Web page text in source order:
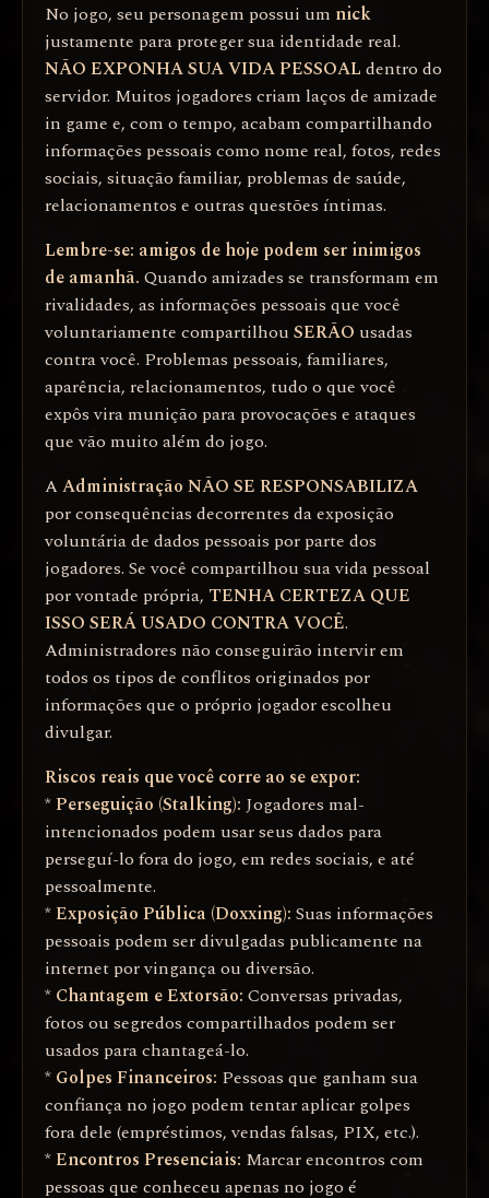
No jogo, seu personagem possui um nick
justamente para proteger sua identidade real.
NÃO EXPONHA SUA VIDA PESSOAL dentro do
servidor. Muitos jogadores criam laços de amizade
in game e, com o tempo, acabam compartilhando
informações pessoais como nome real, fotos, redes
sociais, situação familiar, problemas de saúde,
relacionamentos e outras questões íntimas.
Lembre-se: amigos de hoje podem ser inimigos
de amanhã. Quando amizades se transformam em
rivalidades, as informações pessoais que você
voluntariamente compartilhou SERÃO usadas
contra você. Problemas pessoais, familiares,
aparência, relacionamentos, tudo o que você
expôs vira munição para provocações e ataques
que vão muito além do jogo.
AAdministração NÃO SE RESPONSABILIZA
por consequências decorrentes da exposição
voluntária de dados pessoais por parte dos
jogadores. Se você compartilhou sua vida pessoal
por vontade própria, TENHA CERTEZA QUE
ISSO SERÁ USADO CONTRA VOCÊ.
Administradores não conseguirão intervir em
todos os tipos de conflitos originados por
informações que o próprio jogador escolheu
divulgar.
Riscos reais que você corre ao se expor:
*Perseguição (Stalking): Jogadores mal-
intencionados podem usar seus dados para
perseguí-lo fora do jogo, em redes sociais, e até
pessoalmente.
*Exposição Pública (Doxxing): Suas informações
pessoais podem ser divulgadas publicamente na
internet por vingança ou diversão.
* Chantagem e Extorsão: Conversas privadas,
fotos ou segredos compartilhados podem ser
usados para chantageá-lo.
* Golpes Financeiros: Pessoas que ganham sua
confiança no jogo podem tentar aplicar golpes
fora dele (empréstimos, vendas falsas, PIX, etc.).
*Encontros Presenciais: Marcar encontros com
pessoas que conheceu apenas no jogo é